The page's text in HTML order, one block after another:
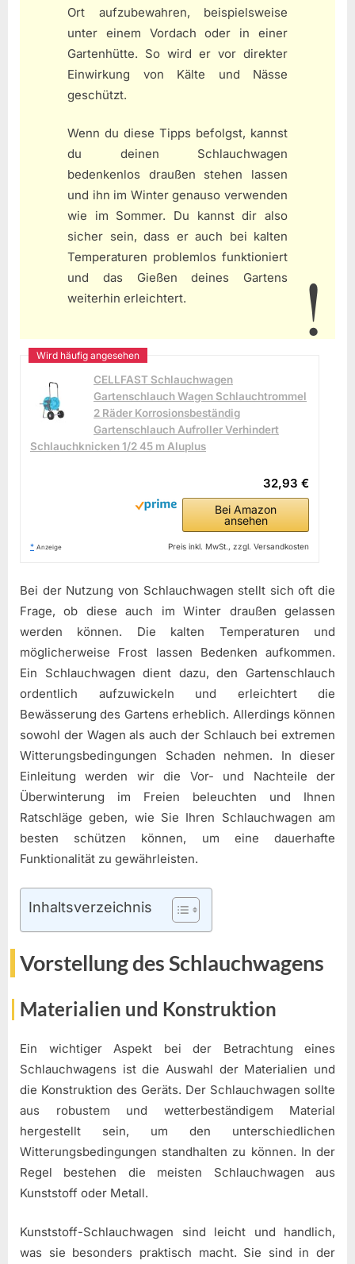
Ort aufzubewahren, beispielsweise
unter einem Vordach oder in einer
Gartenhütte. So wird er vor direkter
Einwirkung von Kälte und Nässe
geschützt.
Wenn du diese Tipps befolgst, kannst
du deinen Schlauchwagen
bedenkenlos draußen stehen lassen
und ihn im Winter genauso verwenden
wie im Sommer. Du kannst dir also
sicher sein, dass er auch bei kalten
Temperaturen problemlos funktioniert
und das Gießen deines Gartens
weiterhin erleichtert.
CELLFAST Schlauchwagen
Gartenschlauch Wagen Schlauchtrommel
2 Räder Korrosionsbeständig
Gartenschlauch Aufroller Verhindert
Schlauchknicken 1/2 45 m Aluplus
32,93 €
Bei Amazon
ansehen
* Anzeige Preis inkl. MwSt., zzgl. Versandkosten
Bei der Nutzung von Schlauchwagen stellt sich oft die
Frage, ob diese auch im Winter draußen gelassen
werden können. Die kalten Temperaturen und
möglicherweise Frost lassen Bedenken aufkommen.
Ein Schlauchwagen dient dazu, den Gartenschlauch
ordentlich aufzuwickeln und erleichtert die
Bewässerung des Gartens erheblich. Allerdings können
sowohl der Wagen als auch der Schlauch bei extremen
Witterungsbedingungen Schaden nehmen. In dieser
Einleitung werden wir die Vor- und Nachteile der
Überwinterung im Freien beleuchten und Ihnen
Ratschläge geben, wie Sie Ihren Schlauchwagen am
besten schützen können, um eine dauerhafte
Funktionalität zu gewährleisten.
Inhaltsverzeichnis
Vorstellung des Schlauchwagens
Materialien und Konstruktion
Ein wichtiger Aspekt bei der Betrachtung eines
Schlauchwagens ist die Auswahl der Materialien und
die Konstruktion des Geräts. Der Schlauchwagen sollte
aus robustem und wetterbeständigem Material
hergestellt sein, um den unterschiedlichen
Witterungsbedingungen standhalten zu können. In der
Regel bestehen die meisten Schlauchwagen aus
Kunststoff oder Metall.
Kunststoff-Schlauchwagen sind leicht und handlich,
was sie besonders praktisch macht. Sie sind in der